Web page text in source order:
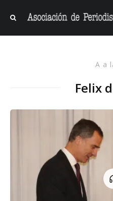
A a
Felix